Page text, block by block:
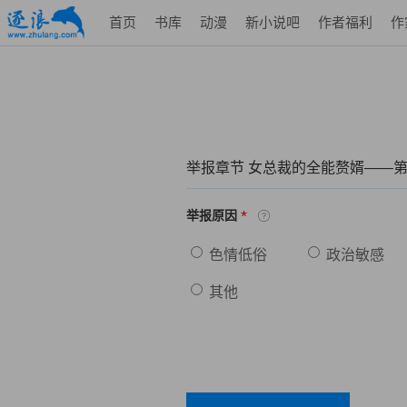
首页 书库 动漫 新小说吧 作者福利 作
举报章节 女总裁的全能赘婿——
举报原因 *
色情低俗 政治敏感
其他